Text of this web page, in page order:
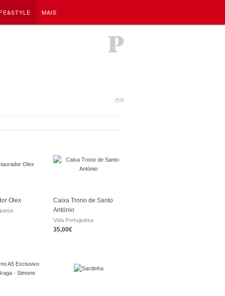
MAIS
PUB
Olex
Caixa Trono de Santo
António
Vida Portuguesa
35,00€